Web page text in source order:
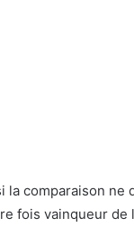
la comparaison
fois vainqueur